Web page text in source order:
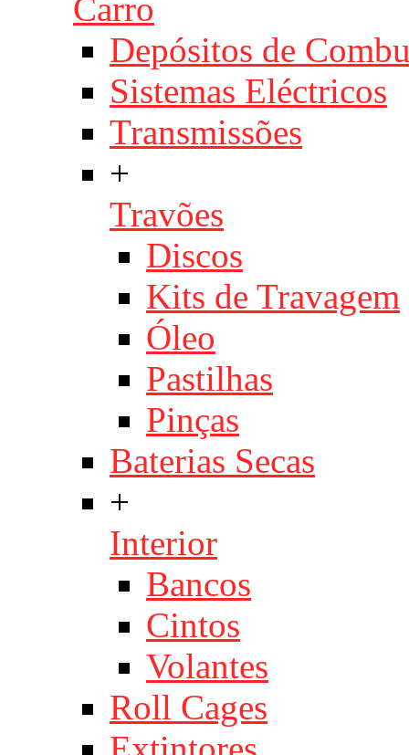
Carro
Depósitos de
Sistemas Eléctricos
Transmissões
+
Travões
Discos
Kits de Travagem
Óleo
Pastilhas
Pinças
Baterias Secas
+
Interior
Bancos
Cintos
Volantes
Roll Cages